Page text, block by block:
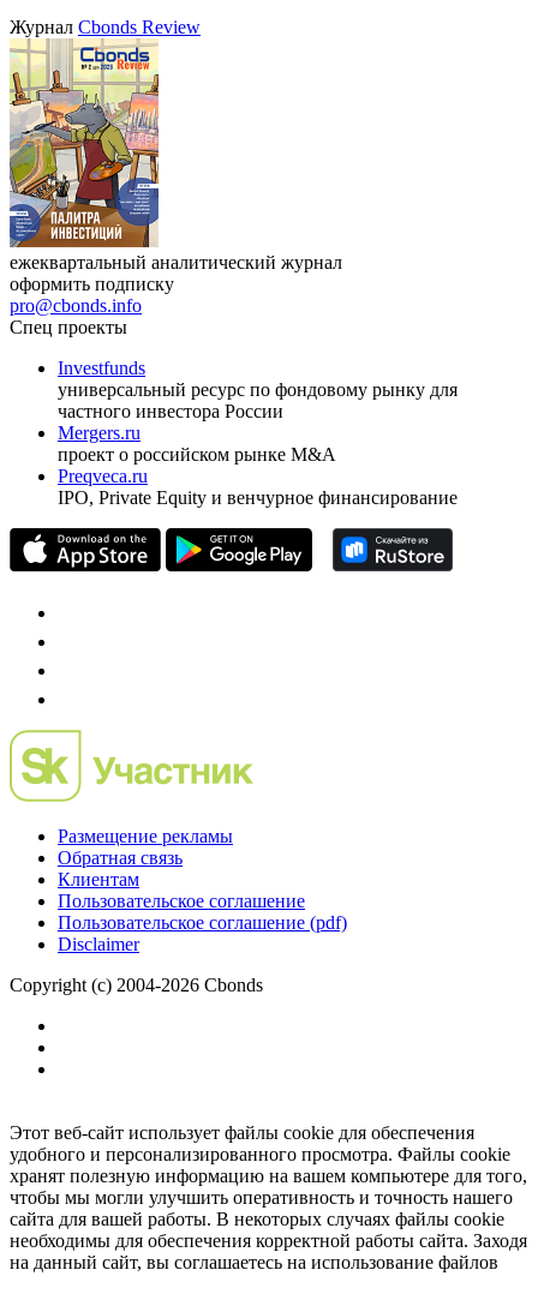
Журнал Cbonds Review
ежеквартальный аналитический журнал
оформить подписку
pro@cbonds.info
Спец проекты
Investfunds
универсальный ресурс по фондовому рынку для
частного инвестора России
Mergers.ru
проект о российском рынке M&A
Preqveca.ru
IPO, Private Equity и венчурное финансирование
Размещение рекламы
Обратная связь
Клиентам
Пользовательское соглашение
Пользовательское соглашение (pdf)
Disclaimer
Copyright (c) 2004-2026 Cbonds
Этот веб-сайт использует файлы cookie для обеспечения
удобного и персонализированного просмотра. Файлы cookie
хранят полезную информацию на вашем компьютере для того,
чтобы мы могли улучшить оперативность и точность нашего
сайта для вашей работы. В некоторых случаях файлы cookie
необходимы для обеспечения корректной работы сайта. Заходя
на данный сайт, вы соглашаетесь на использование файлов